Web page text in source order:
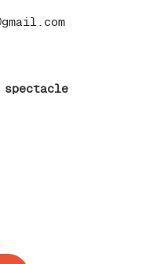
spectacle